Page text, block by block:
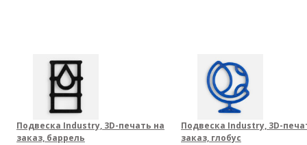
Подвеска Industry, 3D-печать на
заказ, баррель
Подвеска Industry, 3D-
заказ, глобус